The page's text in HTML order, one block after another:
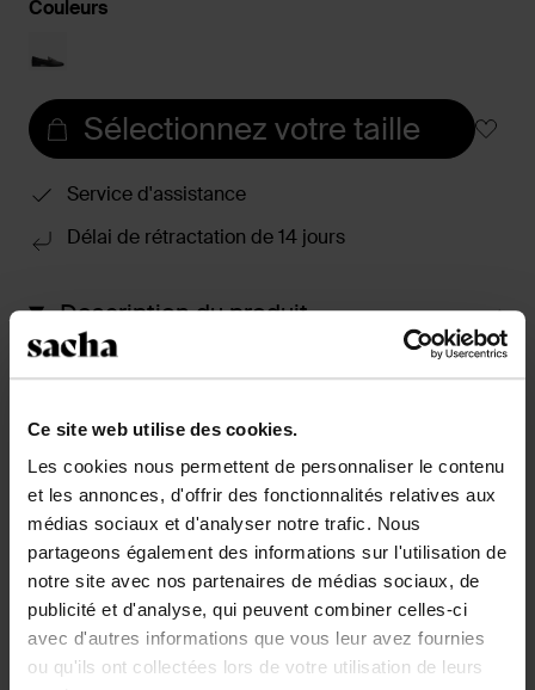
Ce site web utilise des cookies.
Les cookies nous permettent de personnaliser le contenu
et les annonces, d'offrir des fonctionnalités relatives aux
médias sociaux et d'analyser notre trafic. Nous
partageons également des informations sur l'utilisation de
notre site avec nos partenaires de médias sociaux, de
publicité et d'analyse, qui peuvent combiner celles-ci
avec d'autres informations que vous leur avez fournies
ou qu'ils ont collectées lors de votre utilisation de leurs
Couleurs
Sélectionnez votre taille
Service d'assistance
Délai de rétractation de 14 jours
Description du produit
Mocassins noirs en cuir avec chaîne dorée de Sacha.
Les mocassins noirs ont un design classique et un
entièrement en cuir. Utilisez les bons produits
d'entretien pour prendre soin des chaussures à enfiler.
Détails du produit
Livraison & retour